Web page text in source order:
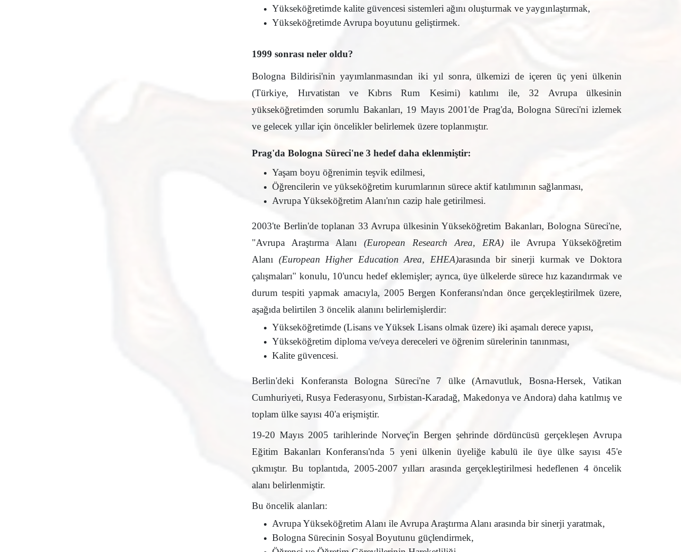
Yükseköğretimde kalite güvencesi sistemleri ağını oluşturmak ve yaygınlaştırmak,
Yükseköğretimde Avrupa boyutunu geliştirmek.
1999 sonrası neler oldu?
Bologna Bildirisi'nin yayımlanmasından iki yıl sonra, ülkemizi de içeren üç yeni ülkenin
(Türkiye, Hırvatistan ve Kıbrıs Rum Kesimi) katılımı ile, 32 Avrupa ülkesinin
yükseköğretimden sorumlu Bakanları, 19 Mayıs 2001'de Prag'da, Bologna Süreci'ni izlemek
ve gelecek yıllar için öncelikler belirlemek üzere toplanmıştır.
Prag'da Bologna Süreci'ne 3 hedef daha eklenmiştir:
Yaşam boyu öğrenimin teşvik edilmesi,
Öğrencilerin ve yükseköğretim kurumlarının sürece aktif katılımının sağlanması,
Avrupa Yükseköğretim Alanı'nın cazip hale getirilmesi.
2003'te Berlin'de toplanan 33 Avrupa ülkesinin Yükseköğretim Bakanları, Bologna Süreci'ne,
"Avrupa Araştırma Alanı (European Research Area, ERA) ile Avrupa Yükseköğretim
Alanı (European Higher Education Area, EHEA)arasında bir sinerji kurmak ve Doktora
çalışmaları" konulu, 10'uncu hedef eklemişler; ayrıca, üye ülkelerde sürece hız kazandırmak ve
durum tespiti yapmak amacıyla, 2005 Bergen Konferansı'ndan önce gerçekleştirilmek üzere,
aşağıda belirtilen 3 öncelik alanını belirlemişlerdir:
Yükseköğretimde (Lisans ve Yüksek Lisans olmak üzere) iki aşamalı derece yapısı,
Yükseköğretim diploma ve/veya dereceleri ve öğrenim sürelerinin tanınması,
Kalite güvencesi.
Berlin'deki Konferansta Bologna Süreci'ne 7 ülke (Arnavutluk, Bosna-Hersek, Vatikan
Cumhuriyeti, Rusya Federasyonu, Sırbistan-Karadağ, Makedonya ve Andora) daha katılmış ve
toplam ülke sayısı 40'a erişmiştir.
19-20 Mayıs 2005 tarihlerinde Norveç'in Bergen şehrinde dördüncüsü gerçekleşen Avrupa
Eğitim Bakanları Konferansı'nda 5 yeni ülkenin üyeliğe kabulü ile üye ülke sayısı 45'e
çıkmıştır. Bu toplantıda, 2005-2007 yılları arasında gerçekleştirilmesi hedeflenen 4 öncelik
alanı belirlenmiştir.
Bu öncelik alanları:
Avrupa Yükseköğretim Alanı ile Avrupa Araştırma Alanı arasında bir sinerji yaratmak,
Bologna Sürecinin Sosyal Boyutunu güçlendirmek,